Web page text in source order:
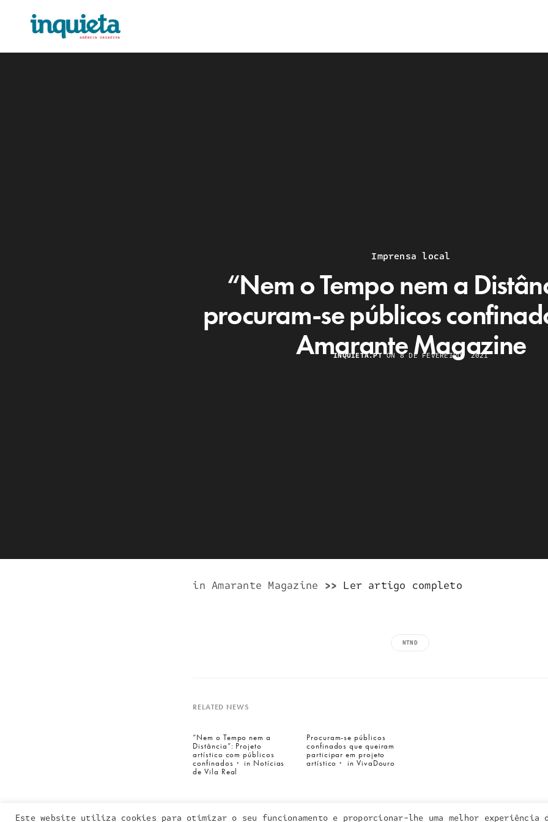
Imprensa local
“Nem o Tempo nem a
procuram-se públicos
Amarante Magazine
INQUIETA.PTON 8 DE FEVEREIRO, 2021
in Amarante Magazine >> Ler artigo completo
NTND
RELATED NEWS
“Nem o Tempo nem a
Distância”: Projeto
artístico com públicos
confinados・ in Notícias
de Vila Real
Procuram-se públicos
confinados que queiram
participar em projeto
artístico・ in VivaDouro
Este website utiliza cookies para otimizar o seu funcionamento e proporcionar-lhe uma melhor experiência